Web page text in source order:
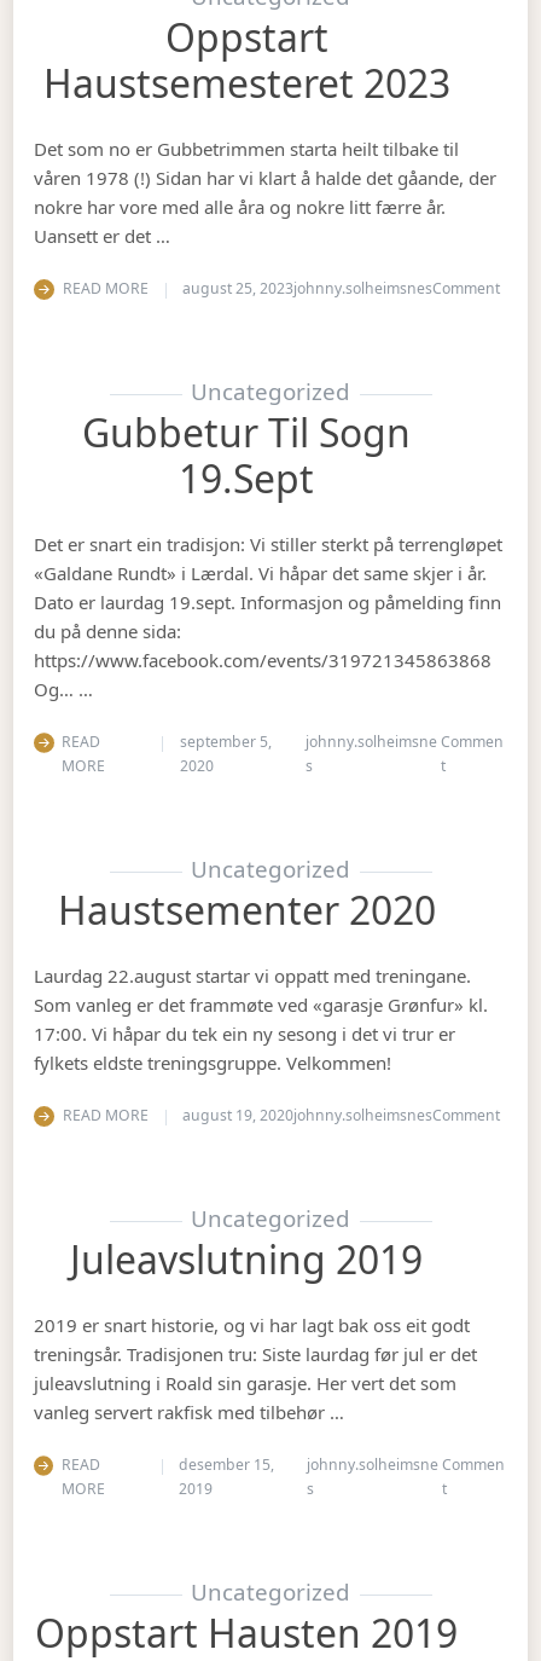
Oppstart
Haustsemesteret 2023
Det som no er Gubbetrimmen starta heilt tilbake til
våren 1978 (!) Sidan har vi klart å halde det gåande, der
nokre har vore med alle åra og nokre litt færre år.
Uansett er det …
READ MORE august 25, 2023johnny.solheimsnesCommenton
Uncategorized
Gubbetur Til Sogn
19.sept
Det er snart ein tradisjon: Vi stiller sterkt på terrengløpet
«Galdane Rundt» i Lærdal. Vi håpar det same skjer i år.
Dato er laurdag 19.sept. Informasjon og påmelding finn
du på denne sida:
https://www.facebook.com/events/319721345863868
Og… …
READ
MORE
september 5,
2020
johnny.solheimsne
s
Commen
ton Gubbetur
Uncategorized
Haustsementer 2020
Laurdag 22.august startar vi oppatt med treningane.
Som vanleg er det frammøte ved «garasje Grønfur» kl.
17:00. Vi håpar du tek ein ny sesong i det vi trur er
fylkets eldste treningsgruppe. Velkommen!
READ MORE august 19, 2020johnny.solheimsnesCommenton
Uncategorized
Juleavslutning 2019
2019 er snart historie, og vi har lagt bak oss eit godt
treningsår. Tradisjonen tru: Siste laurdag før jul er det
juleavslutning i Roald sin garasje. Her vert det som
vanleg servert rakfisk med tilbehør …
READ
MORE
desember 15,
2019
johnny.solheimsne
s
Commen
ton
Uncategorized
Oppstart Hausten 2019